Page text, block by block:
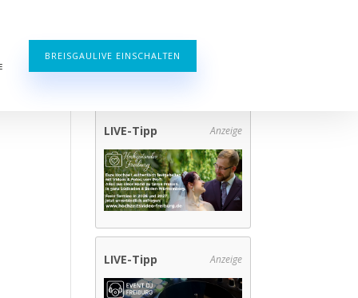
BREISGAULIVE EINSCHALTEN
LIVE-Tipp Anzeige
LIVE-Tipp Anzeige